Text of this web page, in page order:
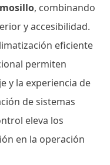
, combinando
y accesibilidad.
eficiente
permiten
y la experiencia de
de sistemas
eleva los
en la operación